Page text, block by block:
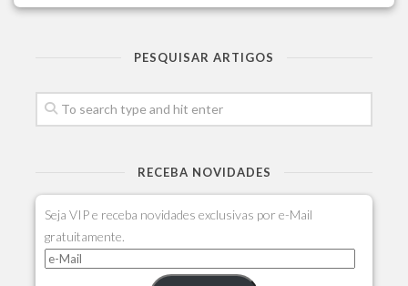
PESQUISAR ARTIGOS
RECEBA NOVIDADES
Seja VIP e receba novidades exclusivas por e-Mail
gratuitamente.